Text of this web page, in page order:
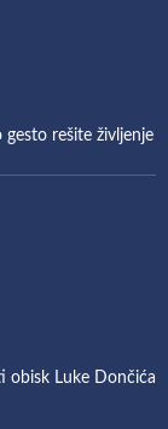
rešite življenje
obisk Luke Dončića